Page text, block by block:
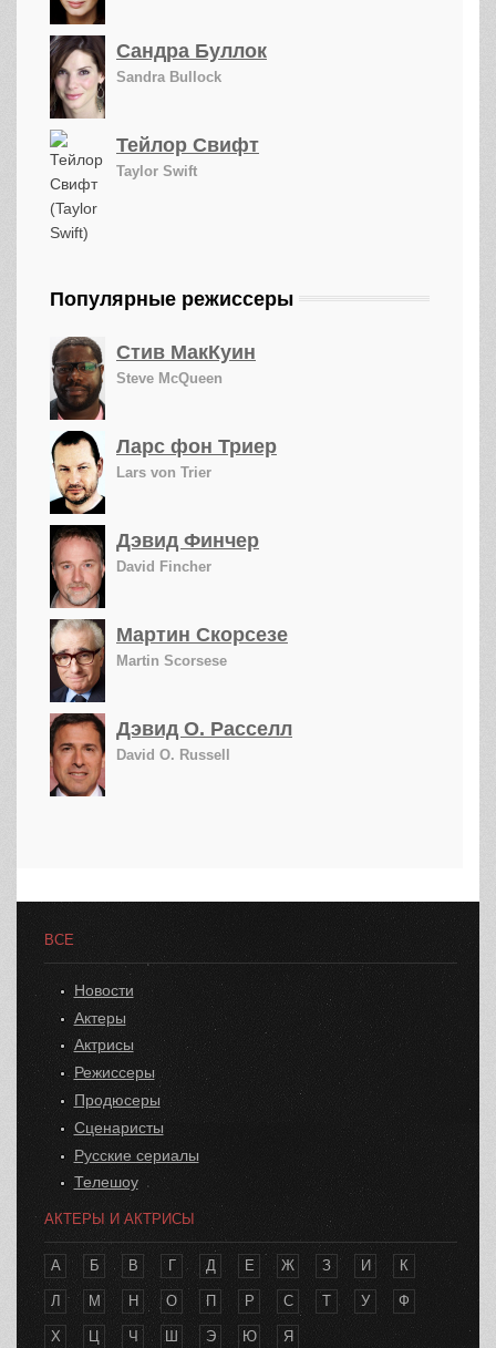
Сандра Буллок
Sandra Bullock
Тейлор Свифт
Taylor Swift
Популярные режиссеры
Стив МакКуин
Steve McQueen
Ларс фон Триер
Lars von Trier
Дэвид Финчер
David Fincher
Мартин Скорсезе
Martin Scorsese
Дэвид О. Расселл
David O. Russell
ВСЕ
Новости
Актеры
Актрисы
Режиссеры
Продюсеры
Сценаристы
Русские сериалы
Телешоу
АКТЕРЫ И АКТРИСЫ
А Б В Г Д Е Ж З И К
Л М Н О П Р С Т У Ф
Х Ц Ч Ш Э Ю Я